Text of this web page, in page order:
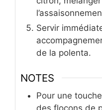
Servir
de la polenta.
NOTES
Pour une